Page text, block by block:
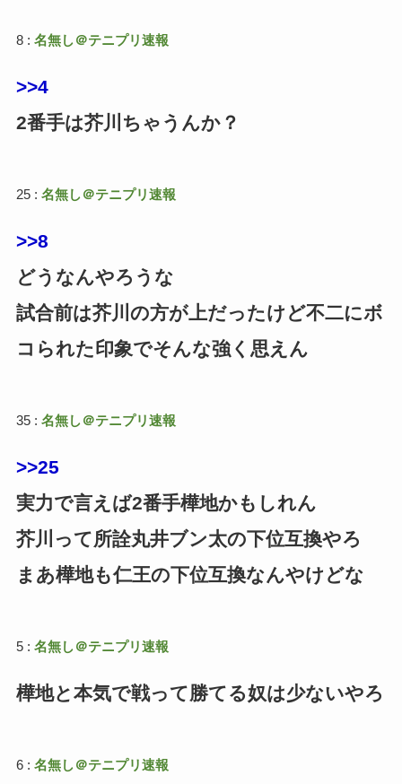
8 : 名無し＠テニプリ速報
>>4
2番手は芥川ちゃうんか？
25 : 名無し＠テニプリ速報
>>8
どうなんやろうな
試合前は芥川の方が上だったけど不二にボ
コられた印象でそんな強く思えん
35 : 名無し＠テニプリ速報
>>25
実力で言えば2番手樺地かもしれん
芥川って所詮丸井ブン太の下位互換やろ
まあ樺地も仁王の下位互換なんやけどな
5 : 名無し＠テニプリ速報
樺地と本気で戦って勝てる奴は少ないやろ
6 : 名無し＠テニプリ速報